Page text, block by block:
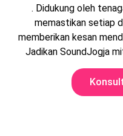
. Didukung oleh
memastikan setiap
memberikan kesan
Jadikan SoundJogja